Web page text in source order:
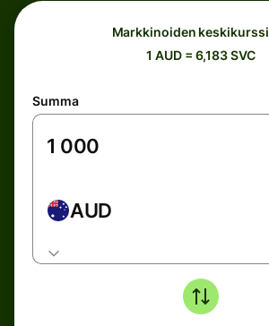
Markkinoiden keskikurssi
1 AUD = 6,183 SVC
Summa
AUD